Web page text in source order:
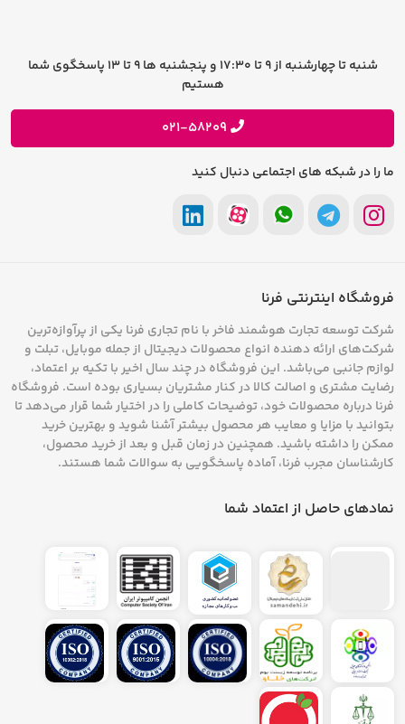
شرایط و قوانین
فرصت های شغلی
پیشنهادات و انتقادات
شنبه تا چهارشنبه از 9 تا 17:30 و پنجشنبه ها 9 تا 13 پاسخگوی شما
هستیم
021-58209
ما را در شبکه های اجتماعی دنبال کنید
فروشگاه اینترنتی فرنا
شرکت توسعه تجارت هوشمند فاخر با نام تجاری فرنا یکی از پرآوازه‌ترین
شرکت‌های ارائه دهنده انواع محصولات دیجیتال از جمله موبایل، تبلت و
لوازم جانبی می‌باشد. این فروشگاه در چند سال اخیر با تکیه بر اعتماد،
رضایت مشتری و اصالت کالا در کنار مشتریان بسیاری بوده است. فروشگاه
فرنا درباره محصولات خود، توضیحات کاملی را در اختیار شما قرار می‌دهد تا
بتوانید با مزایا و معایب هر محصول بیشتر آشنا شوید و بهترین خرید
ممکن را داشته باشید. همچنین در زمان قبل و بعد از خرید محصول،
کارشناسان مجرب فرنا، آماده پاسخگویی به سوالات شما هستند.
نمادهای حاصل از اعتماد شما